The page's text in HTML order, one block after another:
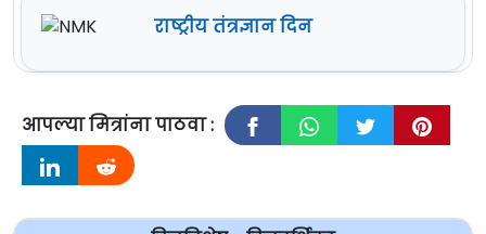
राष्ट्रीय तंत्रज्ञान दिन
आपल्या मित्रांना पाठवा :